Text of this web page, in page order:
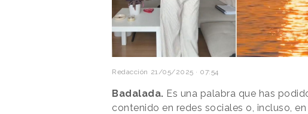
Redacción 21/05/2025 · 07:54
Badalada. Es una palabra que has
contenido en redes sociales o, incluso,